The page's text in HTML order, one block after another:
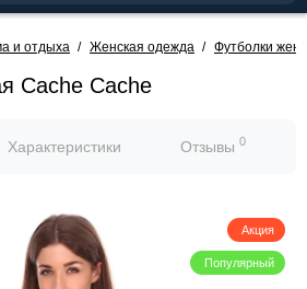
и отдыха Женская одежда Футболки
Cache Cache
Характеристики Отзывы 0
Акция
Популярный